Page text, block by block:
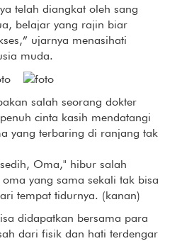
telah diangkat oleh sang
belajar yang rajin biar
ujarnya menasihati
muda.
salah seorang dokter
cinta kasih mendatangi
di ranjang tak
Oma," hibur salah
yang sama sekali tak bisa
tidurnya. (kanan)
didapatkan bersama para
dari fisik dan hati terdengar